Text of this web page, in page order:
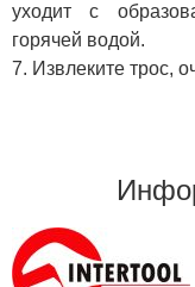
уходит с
горячей водой.
7. Извлеките трос,